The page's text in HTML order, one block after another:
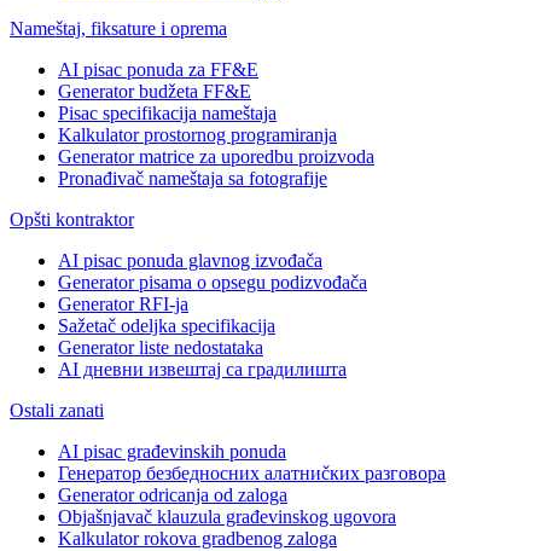
Nameštaj, fiksature i oprema
AI pisac ponuda za FF&E
Generator budžeta FF&E
Pisac specifikacija nameštaja
Kalkulator prostornog programiranja
Generator matrice za uporedbu proizvoda
Pronađivač nameštaja sa fotografije
Opšti kontraktor
AI pisac ponuda glavnog izvođača
Generator pisama o opsegu podizvođača
Generator RFI-ja
Sažetač odeljka specifikacija
Generator liste nedostataka
AI дневни извештај са градилишта
Ostali zanati
AI pisac građevinskih ponuda
Генератор безбедносних алатниčких разговора
Generator odricanja od zaloga
Objašnjavač klauzula građevinskog ugovora
Kalkulator rokova gradbenog zaloga